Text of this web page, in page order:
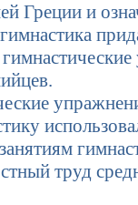
Греции и
труд